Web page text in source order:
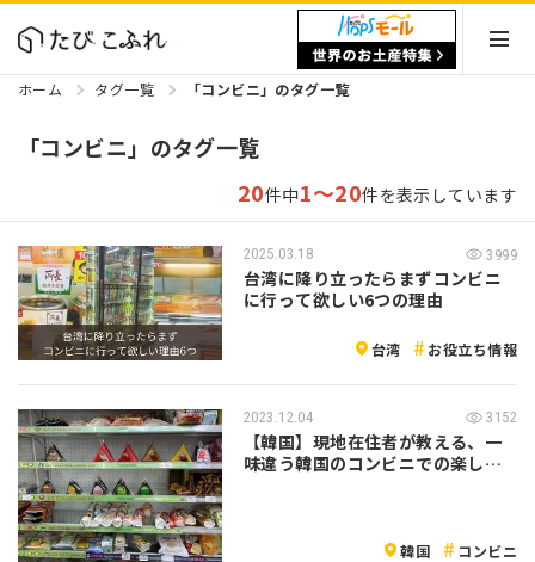
ホーム タグ一覧 「コンビニ」のタグ一覧
「コンビニ」のタグ一覧
20件中1～20件を表示しています
2025.03.18 3999
台湾に降り立ったらまずコンビニ
に行って欲しい6つの理由
台湾 お役立ち情報
2023.12.04 3152
【韓国】現地在住者が教える、一
味違う韓国のコンビニでの楽しみ
韓国 コンビニ